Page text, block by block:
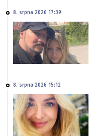
8. srpna 2026 17:39
8. srpna 2026 15:12